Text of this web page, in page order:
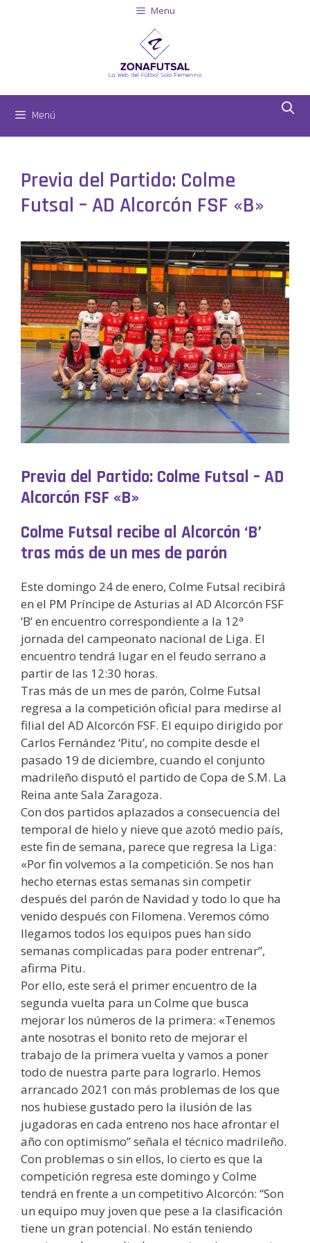
Menu
Menú
Previa del Partido: Colme
Futsal – AD Alcorcón FSF «B»
Previa del Partido: Colme Futsal – AD
Alcorcón FSF «B»
Colme Futsal recibe al Alcorcón ‘B’
tras más de un mes de parón
Este domingo 24 de enero, Colme Futsal recibirá
en el PM Príncipe de Asturias al AD Alcorcón FSF
‘B’ en encuentro correspondiente a la 12ª
jornada del campeonato nacional de Liga. El
encuentro tendrá lugar en el feudo serrano a
partir de las 12:30 horas.
Tras más de un mes de parón, Colme Futsal
regresa a la competición oficial para medirse al
filial del AD Alcorcón FSF. El equipo dirigido por
Carlos Fernández ‘Pitu’, no compite desde el
pasado 19 de diciembre, cuando el conjunto
madrileño disputó el partido de Copa de S.M. La
Reina ante Sala Zaragoza.
Con dos partidos aplazados a consecuencia del
temporal de hielo y nieve que azotó medio país,
este fin de semana, parece que regresa la Liga:
«Por fin volvemos a la competición. Se nos han
hecho eternas estas semanas sin competir
después del parón de Navidad y todo lo que ha
venido después con Filomena. Veremos cómo
llegamos todos los equipos pues han sido
semanas complicadas para poder entrenar”,
afirma Pitu.
Por ello, este será el primer encuentro de la
segunda vuelta para un Colme que busca
mejorar los números de la primera: «Tenemos
ante nosotras el bonito reto de mejorar el
trabajo de la primera vuelta y vamos a poner
todo de nuestra parte para lograrlo. Hemos
arrancado 2021 con más problemas de los que
nos hubiese gustado pero la ilusión de las
jugadoras en cada entreno nos hace afrontar el
año con optimismo” señala el técnico madrileño.
Con problemas o sin ellos, lo cierto es que la
competición regresa este domingo y Colme
tendrá en frente a un competitivo Alcorcón: “Son
un equipo muy joven que pese a la clasificación
tiene un gran potencial. No están teniendo